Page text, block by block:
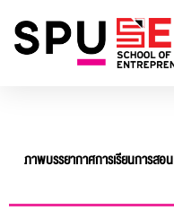
ภาพบรรยากาศการเรียนการสอน